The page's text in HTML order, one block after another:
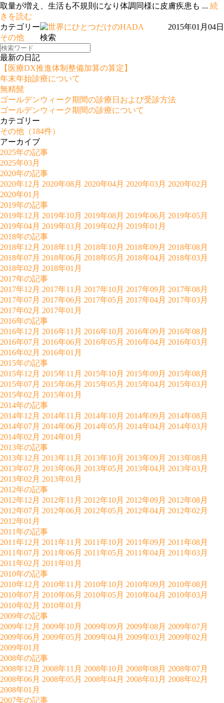
取量が増え、生活も不規則になり体調同様に皮膚疾患も ... 続
きを読む
カテゴリー
その他
2015年01月04日
検索
最新の日記
【医療DX推進体制整備加算の算定】
年末年始診療について
無精髭
ゴールデンウィーク期間の診療日および受診方法
ゴールデンウィーク期間の診療について
カテゴリー
その他 （184件）
アーカイブ
2025年の記事
2025年03月
2020年の記事
2020年12月 2020年08月 2020年04月 2020年03月 2020年02月
2020年01月
2019年の記事
2019年12月 2019年10月 2019年08月 2019年06月 2019年05月
2019年04月 2019年03月 2019年02月 2019年01月
2018年の記事
2018年12月 2018年11月 2018年10月 2018年09月 2018年08月
2018年07月 2018年06月 2018年05月 2018年04月 2018年03月
2018年02月 2018年01月
2017年の記事
2017年12月 2017年11月 2017年10月 2017年09月 2017年08月
2017年07月 2017年06月 2017年05月 2017年04月 2017年03月
2017年02月 2017年01月
2016年の記事
2016年12月 2016年11月 2016年10月 2016年09月 2016年08月
2016年07月 2016年06月 2016年05月 2016年04月 2016年03月
2016年02月 2016年01月
2015年の記事
2015年12月 2015年11月 2015年10月 2015年09月 2015年08月
2015年07月 2015年06月 2015年05月 2015年04月 2015年03月
2015年02月 2015年01月
2014年の記事
2014年12月 2014年11月 2014年10月 2014年09月 2014年08月
2014年07月 2014年06月 2014年05月 2014年04月 2014年03月
2014年02月 2014年01月
2013年の記事
2013年12月 2013年11月 2013年10月 2013年09月 2013年08月
2013年07月 2013年06月 2013年05月 2013年04月 2013年03月
2013年02月 2013年01月
2012年の記事
2012年12月 2012年11月 2012年10月 2012年09月 2012年08月
2012年07月 2012年06月 2012年05月 2012年04月 2012年02月
2012年01月
2011年の記事
2011年12月 2011年11月 2011年10月 2011年09月 2011年08月
2011年07月 2011年06月 2011年05月 2011年04月 2011年03月
2011年02月 2011年01月
2010年の記事
2010年12月 2010年11月 2010年10月 2010年09月 2010年08月
2010年07月 2010年06月 2010年05月 2010年04月 2010年03月
2010年02月 2010年01月
2009年の記事
2009年12月 2009年10月 2009年09月 2009年08月 2009年07月
2009年06月 2009年05月 2009年04月 2009年03月 2009年02月
2009年01月
2008年の記事
2008年12月 2008年11月 2008年10月 2008年08月 2008年07月
2008年06月 2008年05月 2008年04月 2008年03月 2008年02月
2008年01月
2007年の記事